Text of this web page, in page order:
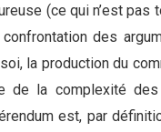
(ce qui n’est pas
des
la production du
de la complexité
est, par